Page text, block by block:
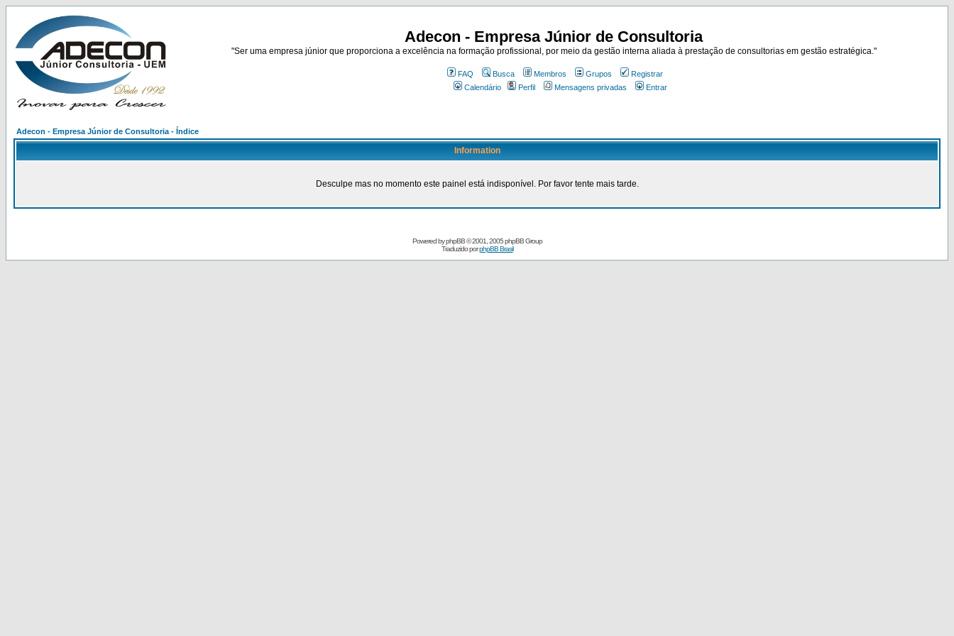
Adecon - Empresa Júnior de Consultoria
"Ser uma empresa júnior que proporciona a excelência na formação profissional, por meio da gestão interna aliada à prestação de consultorias em gestão estratégica."
FAQ Busca Membros Grupos
Registrar
Calendário
Perfil Mensagens privadas Entrar
Adecon - Empresa Júnior de Consultoria - Índice
Information
Desculpe mas no momento este painel está indisponível. Por favor tente mais tarde.
Powered byphpBB© 2001, 2005 phpBB Group
Traduzido porphpBB Brasil